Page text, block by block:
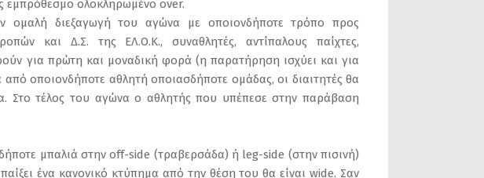
εμπρόθεσμο ολοκληρωμένο over.
ομαλή διεξαγωγή του αγώνα με οποιονδήποτε τρόπο προς
και Δ.Σ. της ΕΛ.Ο.Κ., συναθλητές, αντίπαλους παίχτες,
για πρώτη και μοναδική φορά (η παρατήρηση ισχύει και για
οποιονδήποτε αθλητή οποιασδήποτε ομάδας, οι διαιτητές θα
Στο τέλος του αγώνα ο αθλητής που υπέπεσε στην παράβαση
μπαλιά στην off-side (τραβερσάδα) ή leg-side (στην πισινή)
ένα κανονικό κτύπημα από την θέση του θα είναι wide. Σαν